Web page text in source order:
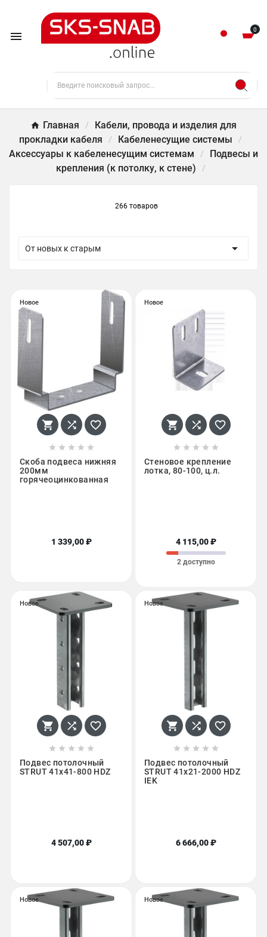
 0
Главная
Кабели, провода и изделия для
прокладки кабеля
Кабеленесущие системы
Аксессуары к кабеленесущим системам
Подвесы и
крепления (к потолку, к стене)
266 товаров
От новых к старым 
Новое
  
    
Скоба подвеса нижняя
200мм
горячеоцинкованная
1 339,00 ₽
Новое
  
    
Стеновое крепление
лотка, 80-100, ц.л.
4 115,00 ₽
2 доступно
Новое
  
    
Подвес потолочный
STRUT 41х41-800 HDZ
4 507,00 ₽
Новое
  
    
Подвес потолочный
STRUT 41х21-2000 HDZ
IEK
6 666,00 ₽
Новое Новое